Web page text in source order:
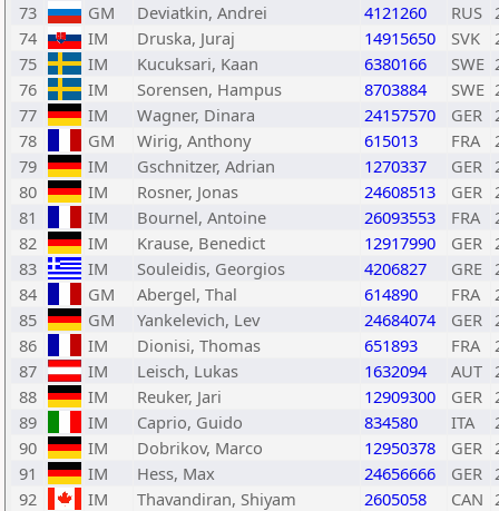
73
GM Deviatkin, Andrei 4121260 RUS
74
IM Druska, Juraj 14915650 SVK
75
IM Kucuksari, Kaan 6380166 SWE
76
IM Sorensen, Hampus 8703884 SWE
77
IM Wagner, Dinara 24157570 GER
78
GM Wirig, Anthony 615013 FRA
79
IM Gschnitzer, Adrian 1270337 GER
80
IM Rosner, Jonas 24608513 GER
81
IM Bournel, Antoine 26093553 FRA
82
IM Krause, Benedict 12917990 GER
83
IM Souleidis, Georgios 4206827 GRE
84
GM Abergel, Thal 614890 FRA
85
GM Yankelevich, Lev 24684074 GER
86
IM Dionisi, Thomas 651893 FRA
87
IM Leisch, Lukas 1632094 AUT
88
IM Reuker, Jari 12909300 GER
89
IM Caprio, Guido 834580 ITA
90
IM Dobrikov, Marco 12950378 GER
91
IM Hess, Max 24656666 GER
92
IM Thavandiran, Shiyam 2605058 CAN